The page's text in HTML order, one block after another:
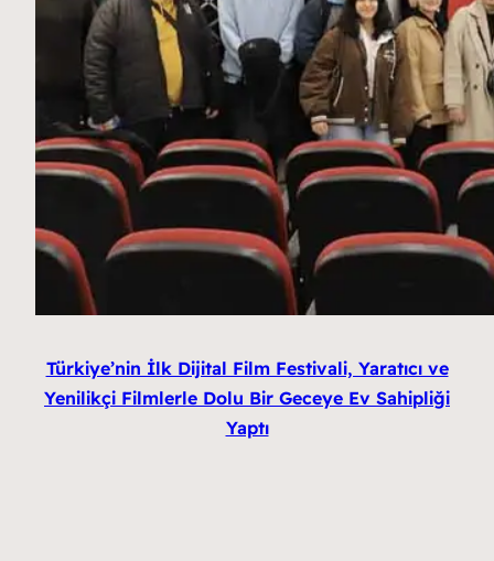
Türkiye’nin İlk Dijital Film Festivali, Yaratıcı ve
Yenilikçi Filmlerle Dolu Bir Geceye Ev Sahipliği
Yaptı